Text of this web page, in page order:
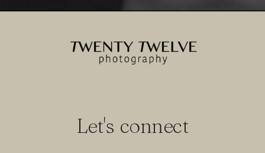
Let's connect